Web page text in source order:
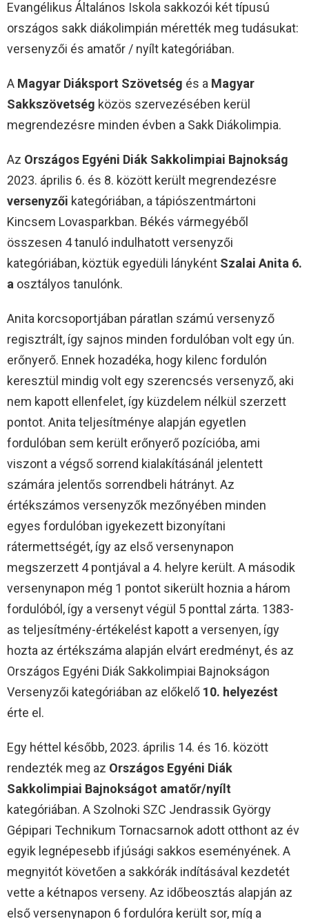
Evangélikus Általános Iskola sakkozói két típusú
országos sakk diákolimpián mérették meg tudásukat:
versenyzői és amatőr / nyílt kategóriában.
A Magyar Diáksport Szövetség és a Magyar
Sakkszövetség közös szervezésében kerül
megrendezésre minden évben a Sakk Diákolimpia.
Az Országos Egyéni Diák Sakkolimpiai Bajnokság
2023. április 6. és 8. között került megrendezésre
versenyzői kategóriában, a tápiószentmártoni
Kincsem Lovasparkban. Békés vármegyéből
összesen 4 tanuló indulhatott versenyzői
kategóriában, köztük egyedüli lányként Szalai Anita 6.
a osztályos tanulónk.
Anita korcsoportjában páratlan számú versenyző
regisztrált, így sajnos minden fordulóban volt egy ún.
erőnyerő. Ennek hozadéka, hogy kilenc fordulón
keresztül mindig volt egy szerencsés versenyző, aki
nem kapott ellenfelet, így küzdelem nélkül szerzett
pontot. Anita teljesítménye alapján egyetlen
fordulóban sem került erőnyerő pozícióba, ami
viszont a végső sorrend kialakításánál jelentett
számára jelentős sorrendbeli hátrányt. Az
értékszámos versenyzők mezőnyében minden
egyes fordulóban igyekezett bizonyítani
rátermettségét, így az első versenynapon
megszerzett 4 pontjával a 4. helyre került. A második
versenynapon még 1 pontot sikerült hoznia a három
fordulóból, így a versenyt végül 5 ponttal zárta. 1383-
as teljesítmény-értékelést kapott a versenyen, így
hozta az értékszáma alapján elvárt eredményt, és az
Országos Egyéni Diák Sakkolimpiai Bajnokságon
Versenyzői kategóriában az előkelő 10. helyezést
érte el.
Egy héttel később, 2023. április 14. és 16. között
rendezték meg az Országos Egyéni Diák
Sakkolimpiai Bajnokságot amatőr/nyílt
kategóriában. A Szolnoki SZC Jendrassik György
Gépipari Technikum Tornacsarnok adott otthont az év
egyik legnépesebb ifjúsági sakkos eseményének. A
megnyitót követően a sakkórák indításával kezdetét
vette a kétnapos verseny. Az időbeosztás alapján az
első versenynapon 6 fordulóra került sor, míg a